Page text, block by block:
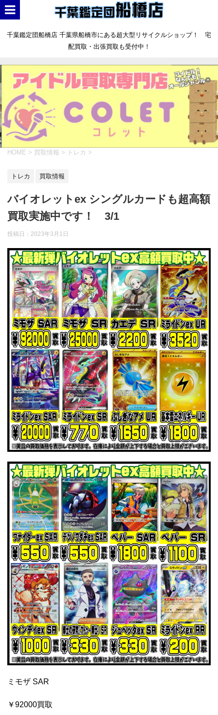
千葉鑑定団船橋店 千葉県船橋市にある超大型リサイクルショップ！ 宅
配買取・出張買取も受付中！
HOME > 買取情報 > トレカ >
トレカ 買取情報
バイオレットex シングルカードも超高額
買取実施中です！ 3/1
投稿日： 2023年3月1日
ミモザ SAR
￥92000買取